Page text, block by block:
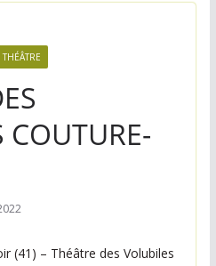
THÉÂTRE
COUTURE-
(41) – Théâtre des Volubiles